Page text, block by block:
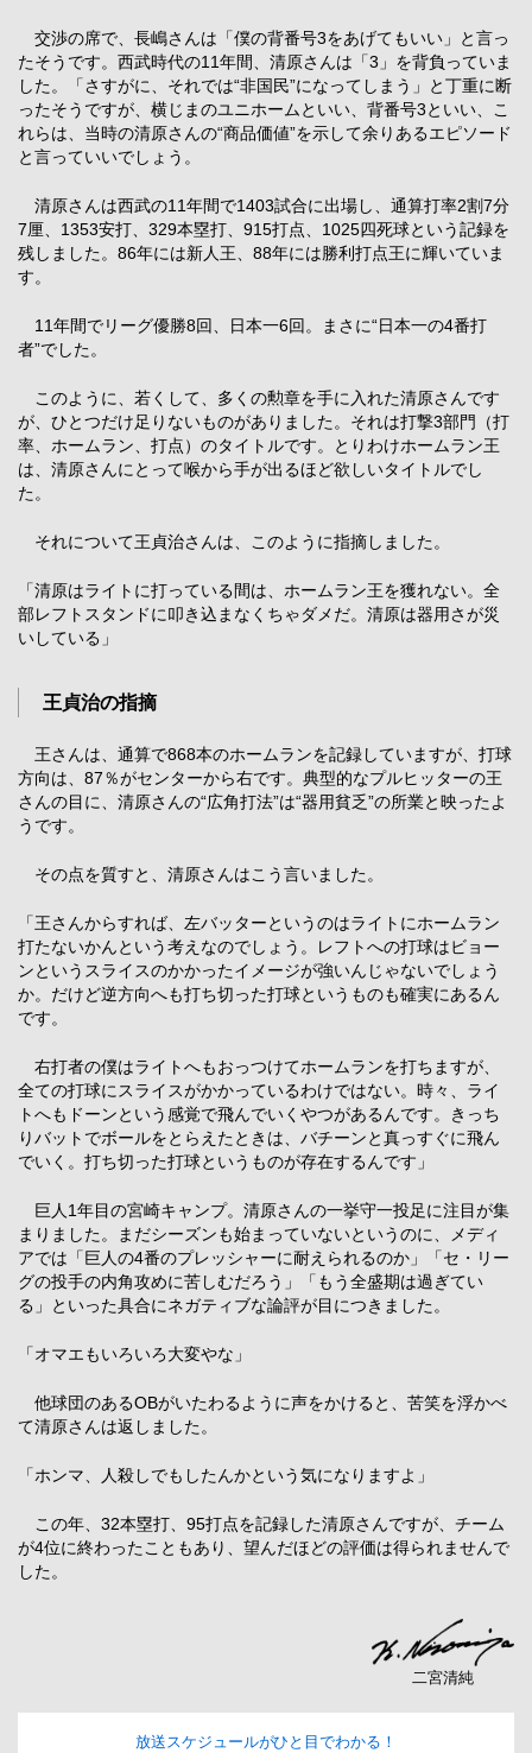
交渉の席で、長嶋さんは「僕の背番号3をあげてもいい」と言っ
たそうです。西武時代の11年間、清原さんは「3」を背負っていま
した。「さすがに、それでは“非国民”になってしまう」と丁重に断
ったそうですが、横じまのユニホームといい、背番号3といい、こ
れらは、当時の清原さんの“商品価値”を示して余りあるエピソード
と言っていいでしょう。
清原さんは西武の11年間で1403試合に出場し、通算打率2割7分
7厘、1353安打、329本塁打、915打点、1025四死球という記録を
残しました。86年には新人王、88年には勝利打点王に輝いていま
す。
11年間でリーグ優勝8回、日本一6回。まさに“日本一の4番打
者”でした。
このように、若くして、多くの勲章を手に入れた清原さんです
が、ひとつだけ足りないものがありました。それは打撃3部門（打
率、ホームラン、打点）のタイトルです。とりわけホームラン王
は、清原さんにとって喉から手が出るほど欲しいタイトルでし
た。
それについて王貞治さんは、このように指摘しました。
「清原はライトに打っている間は、ホームラン王を獲れない。全
部レフトスタンドに叩き込まなくちゃダメだ。清原は器用さが災
いしている」
王貞治の指摘
王さんは、通算で868本のホームランを記録していますが、打球
方向は、87％がセンターから右です。典型的なプルヒッターの王
さんの目に、清原さんの“広角打法”は“器用貧乏”の所業と映ったよ
うです。
その点を質すと、清原さんはこう言いました。
「王さんからすれば、左バッターというのはライトにホームラン
打たないかんという考えなのでしょう。レフトへの打球はビョー
ンというスライスのかかったイメージが強いんじゃないでしょう
か。だけど逆方向へも打ち切った打球というものも確実にあるん
です。
右打者の僕はライトへもおっつけてホームランを打ちますが、
全ての打球にスライスがかかっているわけではない。時々、ライ
トへもドーンという感覚で飛んでいくやつがあるんです。きっち
りバットでボールをとらえたときは、バチーンと真っすぐに飛ん
でいく。打ち切った打球というものが存在するんです」
巨人1年目の宮崎キャンプ。清原さんの一挙守一投足に注目が集
まりました。まだシーズンも始まっていないというのに、メディ
アでは「巨人の4番のプレッシャーに耐えられるのか」「セ・リー
グの投手の内角攻めに苦しむだろう」「もう全盛期は過ぎてい
る」といった具合にネガティブな論評が目につきました。
「オマエもいろいろ大変やな」
他球団のあるOBがいたわるように声をかけると、苦笑を浮かべ
て清原さんは返しました。
「ホンマ、人殺しでもしたんかという気になりますよ」
この年、32本塁打、95打点を記録した清原さんですが、チーム
が4位に終わったこともあり、望んだほどの評価は得られませんで
した。
二宮清純
放送スケジュールがひと目でわかる！